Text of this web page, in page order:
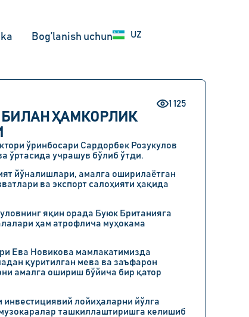
Bog’lanish uchun UZ
RU
1 125
БИЛАН ҲАМКОРЛИК
ўринбосари Сардорбек Розукулов
ўртасида учрашув бўлиб ўтди.
йўналишлари, амалга оширилаётган
ва экспорт салоҳияти ҳақида
яқин орада Буюк Британияга
ҳам атрофлича муҳокама
Ева Новикова мамлакатимизда
қуритилган мева ва заъфарон
амалга ошириш бўйича бир қатор
инвестициявий лойиҳаларни йўлга
ташкиллаштиришга келишиб